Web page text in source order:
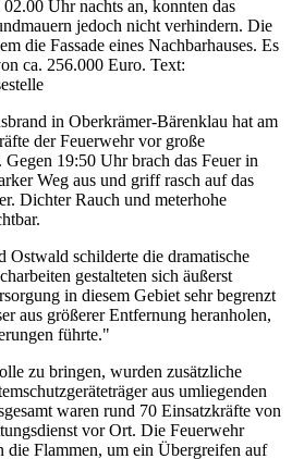
Uhr nachts an, konnten das
jedoch nicht verhindern. Die
die Fassade eines Nachbarhauses. Es
ca. 256.000 Euro. Text:
in Oberkrämer-Bärenklau hat am
der Feuerwehr vor große
19:50 Uhr brach das Feuer in
Weg aus und griff rasch auf das
Dichter Rauch und meterhohe
Ostwald schilderte die dramatische
gestalteten sich äußerst
in diesem Gebiet sehr begrenzt
aus größerer Entfernung heranholen,
führte."
zu bringen, wurden zusätzliche
aus umliegenden
waren rund 70 Einsatzkräfte von
vor Ort. Die Feuerwehr
die Flammen, um ein Übergreifen auf